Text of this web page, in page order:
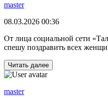
master
08.03.2026 00:36
От лица социальной сети
спешу поздравить всех
Читать далее
master